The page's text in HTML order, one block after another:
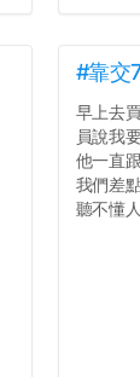
#靠交
早上去
員說我
他一直
我們差
聽不懂